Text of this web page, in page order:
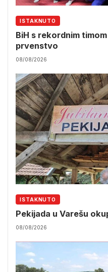
ISTAKNUTO
BiH s rekordnim
prvenstvo
08/08/2026
ISTAKNUTO
Pekijada u Varešu
08/08/2026